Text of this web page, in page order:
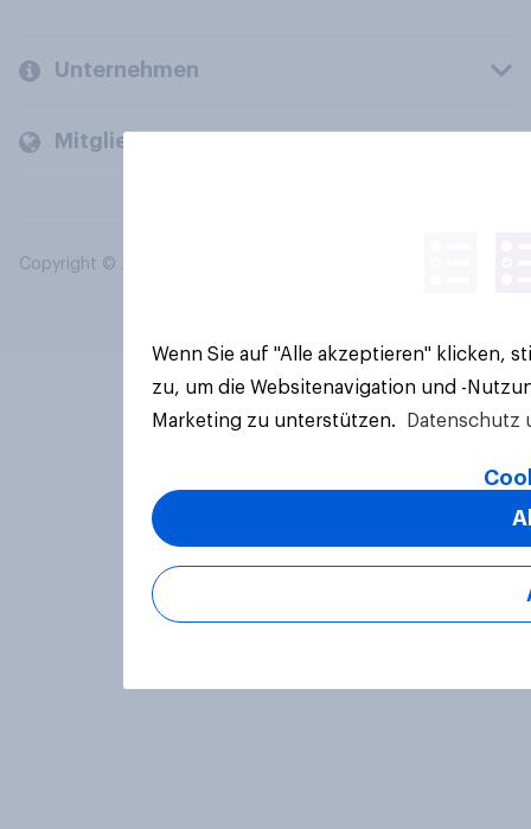
Unternehmen
Mitglieder und Kunden
Copyright © 2026 YouGov PLC. Alle Rechte vorbehalten.
Wenn Sie auf "Alle akzeptieren" klicken,
zu, um die Websitenavigation und -
Marketing zu unterstützen.
Datenschutz